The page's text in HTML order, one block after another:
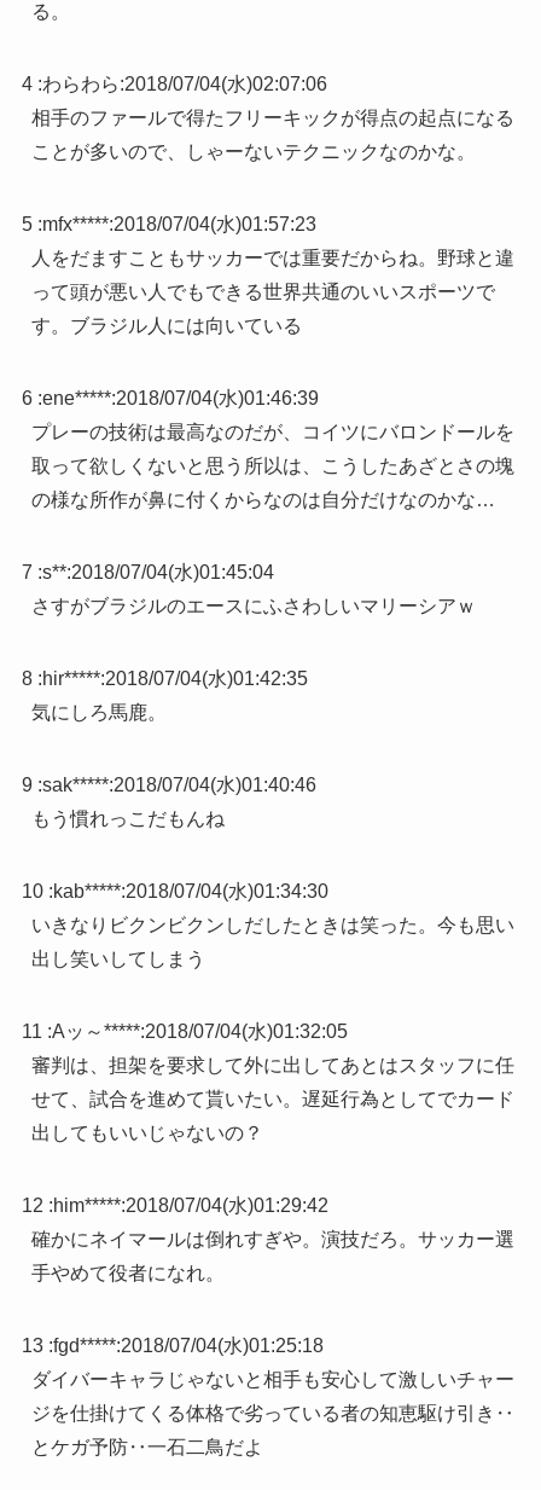
る。
4 :わらわら:2018/07/04(水)02:07:06
相手のファールで得たフリーキックが得点の起点になる
ことが多いので、しゃーないテクニックなのかな。
5 :mfx*****:2018/07/04(水)01:57:23
人をだますこともサッカーでは重要だからね。野球と違
って頭が悪い人でもできる世界共通のいいスポーツで
す。ブラジル人には向いている
6 :ene*****:2018/07/04(水)01:46:39
プレーの技術は最高なのだが、コイツにバロンドールを
取って欲しくないと思う所以は、こうしたあざとさの塊
の様な所作が鼻に付くからなのは自分だけなのかな…
7 :s**:2018/07/04(水)01:45:04
さすがブラジルのエースにふさわしいマリーシアｗ
8 :hir*****:2018/07/04(水)01:42:35
気にしろ馬鹿。
9 :sak*****:2018/07/04(水)01:40:46
もう慣れっこだもんね
10 :kab*****:2018/07/04(水)01:34:30
いきなりビクンビクンしだしたときは笑った。今も思い
出し笑いしてしまう
11 :Aッ～*****:2018/07/04(水)01:32:05
審判は、担架を要求して外に出してあとはスタッフに任
せて、試合を進めて貰いたい。遅延行為としてでカード
出してもいいじゃないの？
12 :him*****:2018/07/04(水)01:29:42
確かにネイマールは倒れすぎや。演技だろ。サッカー選
手やめて役者になれ。
13 :fgd*****:2018/07/04(水)01:25:18
ダイバーキャラじゃないと相手も安心して激しいチャー
ジを仕掛けてくる体格で劣っている者の知恵駆け引き‥
とケガ予防‥一石二鳥だよ